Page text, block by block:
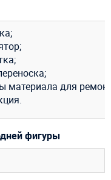
материала для
фигуры